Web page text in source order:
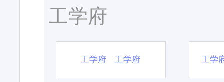
工学府
工学府 工学府 工学